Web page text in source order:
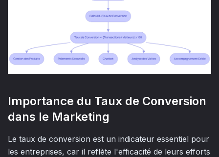
Importance du Taux de Conversion
dans le Marketing
Le taux de conversion est un indicateur essentiel pour
les entreprises, car il reflète l'efficacité de leurs efforts